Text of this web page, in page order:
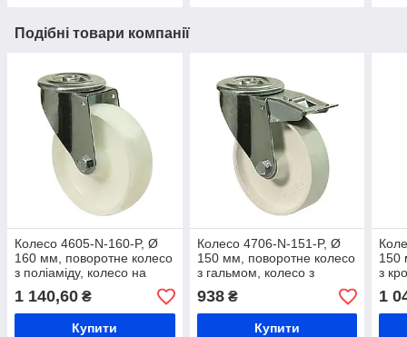
Подібні товари компанії
Колесо 4605-N-160-P, Ø
160 мм, поворотне колесо
з поліаміду, колесо на
морозостійке колесо,
колесо на візок
1 140,60 ₴
Купити
Колесо 4706-N-151-P, Ø
150 мм, поворотне колесо
з гальмом, колесо з
колесо на виробництво,
колесо в цех
938₴
Купити
150
з
1